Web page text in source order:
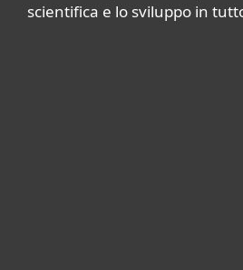
scientifica e lo sviluppo in